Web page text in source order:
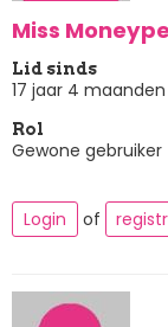
Miss
Lid sinds
17 jaar 4 maanden
Rol
Gewone gebruiker
Login of